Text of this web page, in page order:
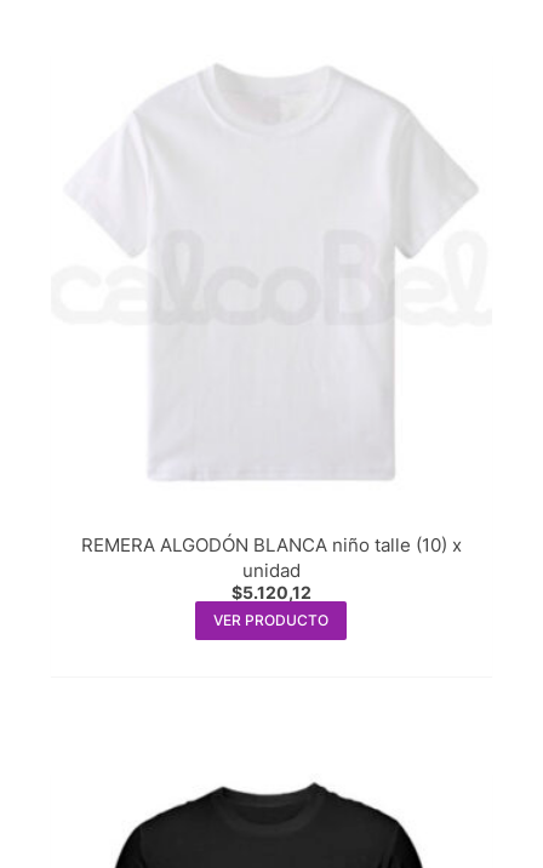
REMERA ALGODÓN BLANCA niño talle (10) x
unidad
$5.120,12
VER PRODUCTO